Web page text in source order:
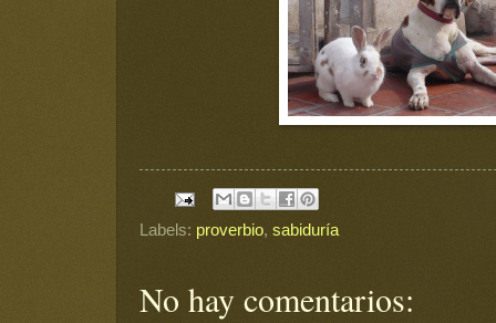
Labels: proverbio, sabiduría
No hay comentarios: